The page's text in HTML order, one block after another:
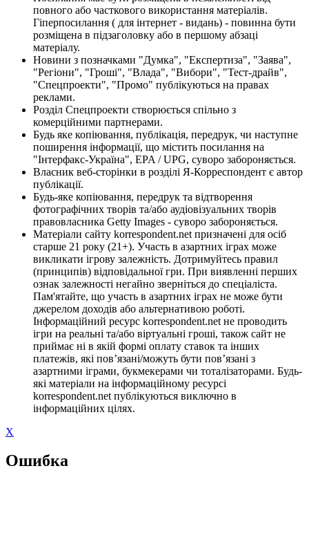
повного або часткового використання матеріалів.
Гіперпосилання ( для інтернет - видань) - повинна бути
розміщена в підзаголовку або в першому абзаці
матеріалу.
Новини з позначками "Думка", "Експертиза", "Заява",
"Регіони", "Гроші", "Влада", "Вибори", "Тест-драйв",
"Спецпроекти", "Промо" публікуються на правах
реклами.
Розділ Спецпроекти створюється спільно з
комерційними партнерами.
Будь яке копіювання, публікація, передрук, чи наступне
поширення інформації, що містить посилання на
"Інтерфакс-Україна", EPA / UPG, суворо забороняється.
Власник веб-сторінки в розділі Я-Корреспондент є автор
публікації.
Будь-яке копіювання, передрук та відтворення
фотографічних творів та/або аудіовізуальних творів
правовласника Getty Images - суворо забороняється.
Матеріали сайту korrespondent.net призначені для осіб
старше 21 року (21+). Участь в азартних іграх може
викликати ігрову залежність. Дотримуйтесь правил
(принципів) відповідальної гри. При виявленні перших
ознак залежності негайно зверніться до спеціаліста.
Пам'ятайте, що участь в азартних іграх не може бути
джерелом доходів або альтернативою роботі.
Інформаційний ресурс korrespondent.net не проводить
ігри на реальні та/або віртуальні гроші, також сайт не
приймає ні в якій формі оплату ставок та інших
платежів, які пов’язані/можуть бути пов’язані з
азартними іграми, букмекерами чи тоталізаторами. Будь-
які матеріали на інформаційному ресурсі
korrespondent.net публікуються виключно в
інформаційних цілях.
X
Ошибка